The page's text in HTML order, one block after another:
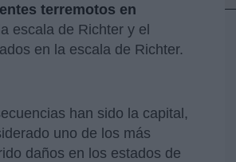
terremotos en
escala de Richter y el
en la escala de Richter.
han sido la capital,
uno de los más
daños en los estados de